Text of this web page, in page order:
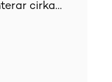
cirka…